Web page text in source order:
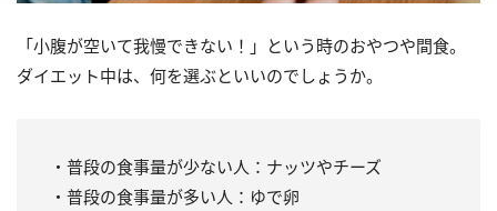
「小腹が空いて我慢できない！」という時のおやつや間食。
ダイエット中は、何を選ぶといいのでしょうか。
・普段の食事量が少ない人：ナッツやチーズ
・普段の食事量が多い人：ゆで卵